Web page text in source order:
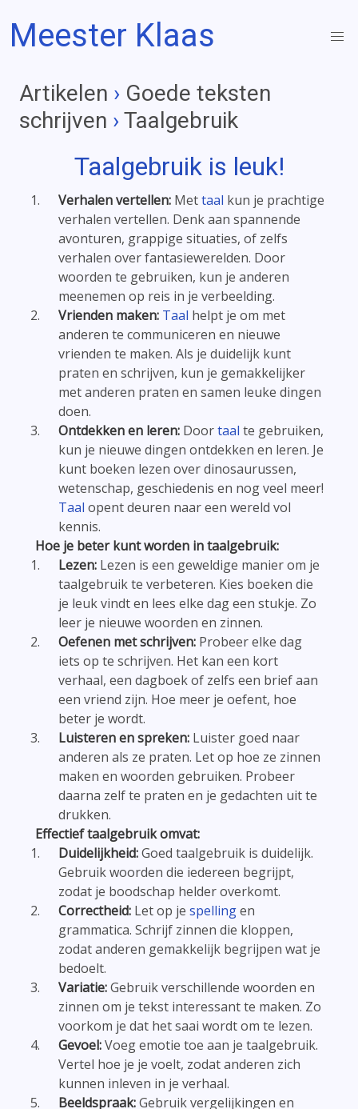
Meester Klaas
Artikelen › Goede teksten
schrijven ›Taalgebruik
Taalgebruik is leuk!
Verhalen vertellen:Mettaal kun je prachtige
verhalen vertellen. Denk aan spannende
avonturen, grappige situaties, of zelfs
verhalen over fantasiewerelden. Door
woorden te gebruiken, kun je anderen
meenemen op reis in je verbeelding.
Vrienden maken: Taal helpt je om met
anderen te communiceren en nieuwe
vrienden te maken. Als je duidelijk kunt
praten en schrijven, kun je gemakkelijker
met anderen praten en samen leuke dingen
doen.
Ontdekken en leren:Doortaal te gebruiken,
kun je nieuwe dingen ontdekken en leren. Je
kunt boeken lezen over dinosaurussen,
wetenschap, geschiedenis en nog veel meer!
Taal opent deuren naar een wereld vol
kennis.
Hoe je beter kunt worden in taalgebruik:
Lezen:Lezen is een geweldige manier om je
taalgebruik te verbeteren. Kies boeken die
je leuk vindt en lees elke dag een stukje. Zo
leer je nieuwe woorden en zinnen.
Oefenen met schrijven:Probeer elke dag
iets op te schrijven. Het kan een kort
verhaal, een dagboek of zelfs een brief aan
een vriend zijn. Hoe meer je oefent, hoe
beter je wordt.
Luisteren en spreken:Luister goed naar
anderen als ze praten. Let op hoe ze zinnen
maken en woorden gebruiken. Probeer
daarna zelf te praten en je gedachten uit te
drukken.
Effectief taalgebruik omvat:
Duidelijkheid:Goed taalgebruik is duidelijk.
Gebruik woorden die iedereen begrijpt,
zodat je boodschap helder overkomt.
Correctheid:Let op je spellingen
grammatica. Schrijf zinnen die kloppen,
zodat anderen gemakkelijk begrijpen wat je
bedoelt.
Variatie:Gebruik verschillende woorden en
zinnen om je tekst interessant te maken. Zo
voorkom je dat het saai wordt om te lezen.
Gevoel:Voeg emotie toe aan je taalgebruik.
Vertel hoe je je voelt, zodat anderen zich
kunnen inleven in je verhaal.
Beeldspraak:Gebruik vergelijkingen en